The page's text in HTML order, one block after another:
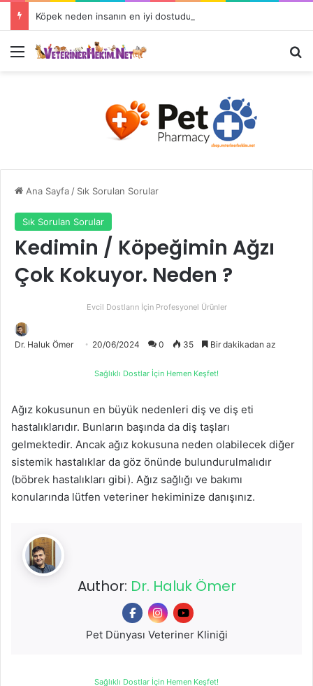
Köpek neden insanın en iyi dostudur?
Ana Sayfa/ Sık Sorulan Sorular
Sık Sorulan Sorular
Kedimin / Köpeğimin Ağzı
Çok Kokuyor. Neden ?
Evcil Dostların İçin Profesyonel Ürünler
Dr. Haluk Ömer 20/06/2024 0 35 Bir dakikadan az
Sağlıklı Dostlar İçin Hemen Keşfet!
Ağız kokusunun en büyük nedenleri diş ve diş eti
hastalıklarıdır. Bunların başında da diş taşları
gelmektedir. Ancak ağız kokusuna neden olabilecek diğer
sistemik hastalıklar da göz önünde bulundurulmalıdır
(böbrek hastalıkları gibi). Ağız sağlığı ve bakımı
konularında lütfen veteriner hekiminize danışınız.
Author: Dr. Haluk Ömer
Pet Dünyası Veteriner Kliniği
Sağlıklı Dostlar İçin Hemen Keşfet!